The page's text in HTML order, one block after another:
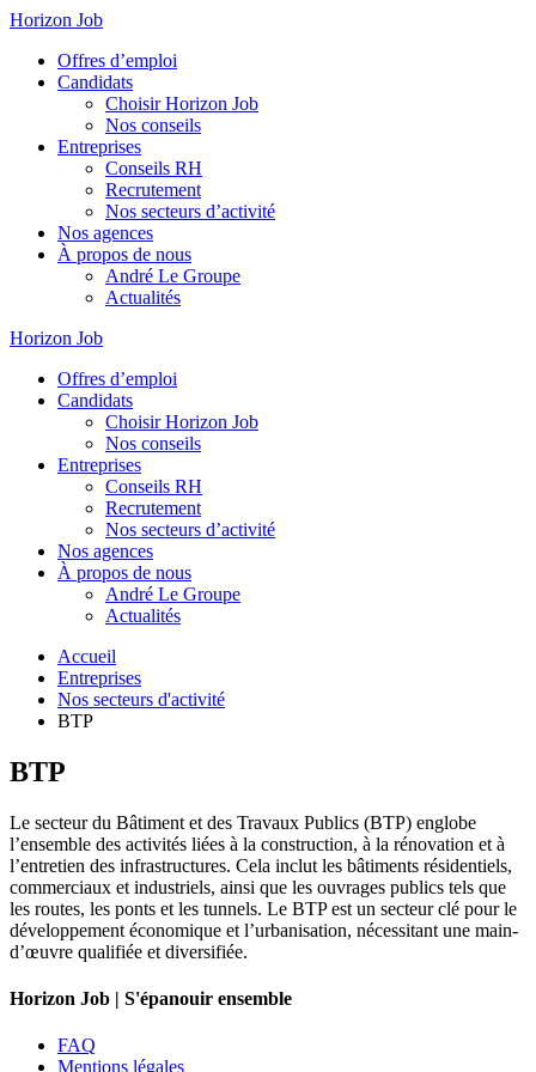
Horizon Job
Offres d’emploi
Candidats
Choisir Horizon Job
Nos conseils
Entreprises
Conseils RH
Recrutement
Nos secteurs d’activité
Nos agences
À propos de nous
André Le Groupe
Actualités
Horizon Job
Offres d’emploi
Candidats
Choisir Horizon Job
Nos conseils
Entreprises
Conseils RH
Recrutement
Nos secteurs d’activité
Nos agences
À propos de nous
André Le Groupe
Actualités
Accueil
Entreprises
Nos secteurs d'activité
BTP
BTP
Le secteur du Bâtiment et des Travaux Publics (BTP) englobe
l’ensemble des activités liées à la construction, à la rénovation et à
l’entretien des infrastructures. Cela inclut les bâtiments résidentiels,
commerciaux et industriels, ainsi que les ouvrages publics tels que
les routes, les ponts et les tunnels. Le BTP est un secteur clé pour le
développement économique et l’urbanisation, nécessitant une main-
d’œuvre qualifiée et diversifiée.
Horizon Job | S'épanouir ensemble
FAQ
Mentions légales